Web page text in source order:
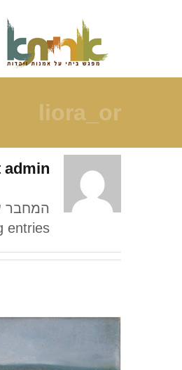
liora_or
admin
המחבר
entries.